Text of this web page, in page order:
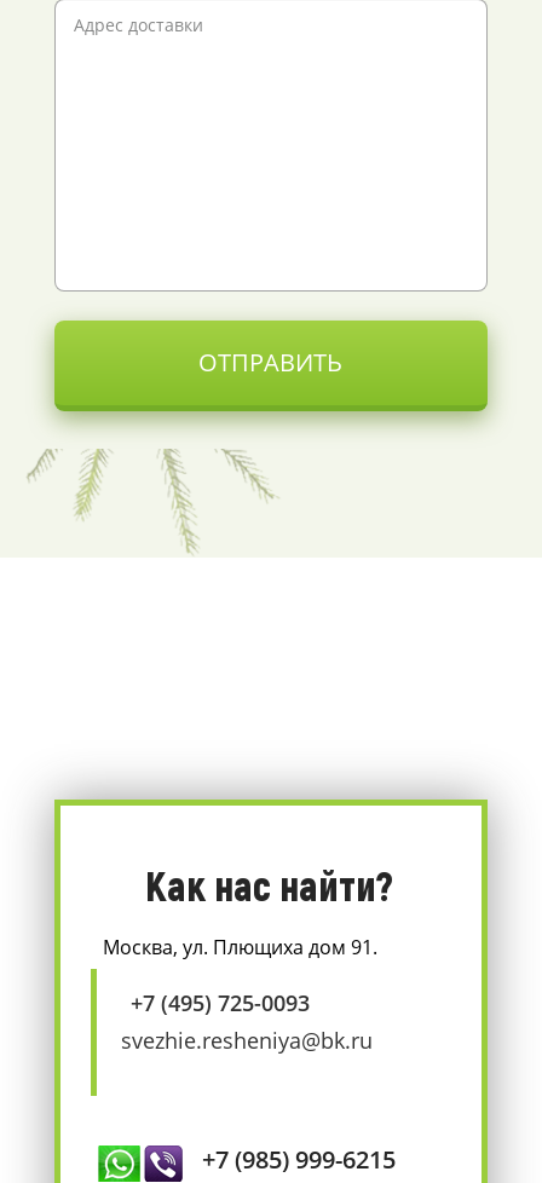
ОТПРАВИТЬ
Как нас найти?
Москва, ул. Плющиха дом 91.
+7 (495) 725-0093
svezhie.resheniya@bk.ru
+7 (985) 999-6215